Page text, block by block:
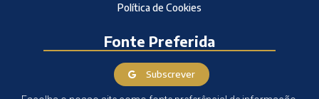
Política de Cookies
Fonte Preferida
Subscrever